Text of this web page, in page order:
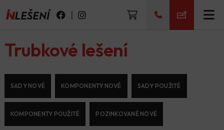
Trubkové lešení
SADY NOVÉ KOMPONENTY NOVÉ SADY POUŽITÉ
KOMPONENTY POUŽITÉ POZINKOVANÉ NOVÉ